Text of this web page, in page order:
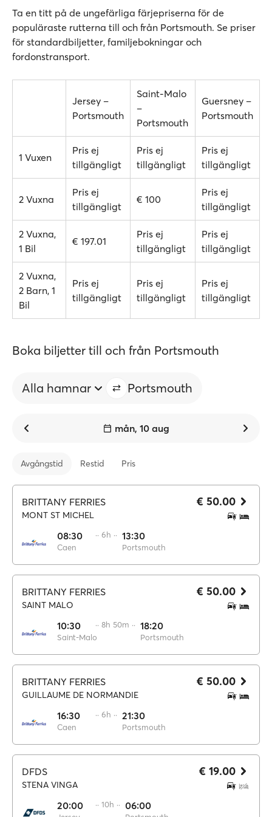
Ta en titt på de ungefärliga färjepriserna för de
populäraste rutterna till och från Portsmouth. Se priser
för standardbiljetter, familjebokningar och
fordonstransport.
Jersey –
Portsmouth
Saint-Malo
–
Portsmouth
Guersney –
Portsmouth
1 Vuxen
Pris ej
tillgängligt
Pris ej
tillgängligt
Pris ej
tillgängligt
2 Vuxna
Pris ej
tillgängligt
€ 100
Pris ej
tillgängligt
2 Vuxna,
1 Bil
€ 197.01
Pris ej
tillgängligt
Pris ej
tillgängligt
2 Vuxna,
2 Barn, 1
Bil
Pris ej
tillgängligt
Pris ej
tillgängligt
Pris ej
tillgängligt
Boka biljetter till och från Portsmouth
Alla hamnar Portsmouth
mån, 10 aug
Avgångstid Restid Pris
BRITTANY FERRIES
MONT ST MICHEL
08:30
Caen
·· 6h ·· 13:30
Portsmouth
€ 50.00
BRITTANY FERRIES
SAINT MALO
10:30
Saint-Malo
·· 8h 50m ·· 18:20
Portsmouth
€ 50.00
BRITTANY FERRIES
GUILLAUME DE NORMANDIE
16:30
Caen
·· 6h ·· 21:30
Portsmouth
€ 50.00
DFDS
STENA VINGA
20:00 ·· 10h ·· 06:00
€ 19.00